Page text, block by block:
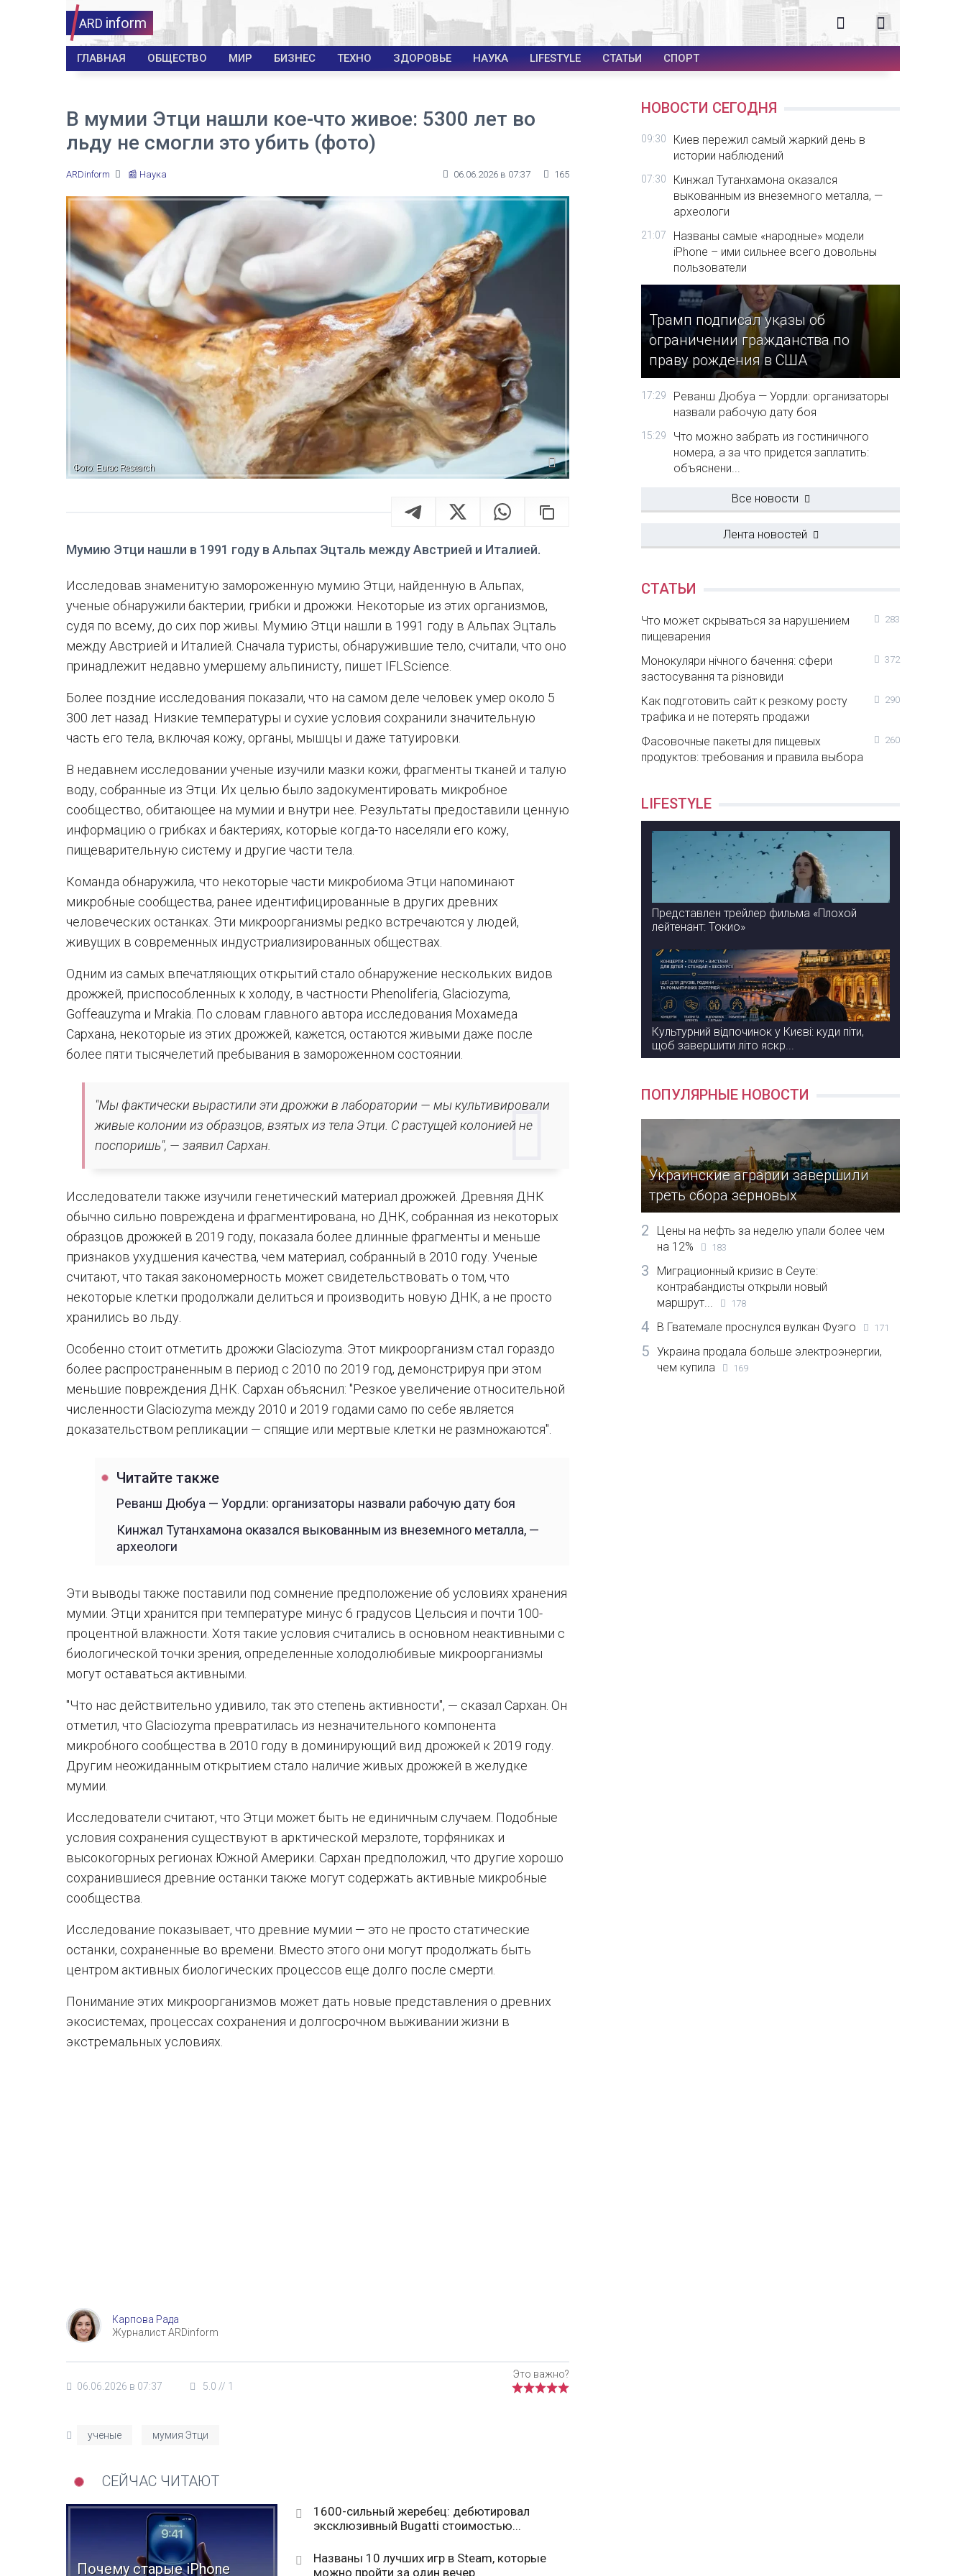
ARD inform
ГЛАВНАЯ ОБЩЕСТВО МИР БИЗНЕС ТЕХНО ЗДОРОВЬЕ НАУКА LIFESTYLE СТАТЬИ СПОРТ
В мумии Этци нашли кое-что живое: 5300 лет во
льду не смогли это убить (фото)
ARDinform 📰 Наука 06.06.2026 в 07:37 165
Фото: Eurac Research
Мумию Этци нашли в 1991 году в Альпах Эцталь между Австрией и Италией.
Исследовав знаменитую замороженную мумию Этци, найденную в Альпах,
ученые обнаружили бактерии, грибки и дрожжи. Некоторые из этих организмов,
судя по всему, до сих пор живы. Мумию Этци нашли в 1991 году в Альпах Эцталь
между Австрией и Италией. Сначала туристы, обнаружившие тело, считали, что оно
принадлежит недавно умершему альпинисту, пишет IFLScience.
Более поздние исследования показали, что на самом деле человек умер около 5
300 лет назад. Низкие температуры и сухие условия сохранили значительную
часть его тела, включая кожу, органы, мышцы и даже татуировки.
В недавнем исследовании ученые изучили мазки кожи, фрагменты тканей и талую
воду, собранные из Этци. Их целью было задокументировать микробное
сообщество, обитающее на мумии и внутри нее. Результаты предоставили ценную
информацию о грибках и бактериях, которые когда-то населяли его кожу,
пищеварительную систему и другие части тела.
Команда обнаружила, что некоторые части микробиома Этци напоминают
микробные сообщества, ранее идентифицированные в других древних
человеческих останках. Эти микроорганизмы редко встречаются у людей,
живущих в современных индустриализированных обществах.
Одним из самых впечатляющих открытий стало обнаружение нескольких видов
дрожжей, приспособленных к холоду, в частности Phenoliferia, Glaciozyma,
Goffeauzyma и Mrakia. По словам главного автора исследования Мохамеда
Сархана, некоторые из этих дрожжей, кажется, остаются живыми даже после
более пяти тысячелетий пребывания в замороженном состоянии.
"Мы фактически вырастили эти дрожжи в лаборатории — мы культивировали
живые колонии из образцов, взятых из тела Этци. С растущей колонией не
поспоришь", — заявил Сархан.
Исследователи также изучили генетический материал дрожжей. Древняя ДНК
обычно сильно повреждена и фрагментирована, но ДНК, собранная из некоторых
образцов дрожжей в 2019 году, показала более длинные фрагменты и меньше
признаков ухудшения качества, чем материал, собранный в 2010 году. Ученые
считают, что такая закономерность может свидетельствовать о том, что
некоторые клетки продолжали делиться и производить новую ДНК, а не просто
хранились во льду.
Особенно стоит отметить дрожжи Glaciozyma. Этот микроорганизм стал гораздо
более распространенным в период с 2010 по 2019 год, демонстрируя при этом
меньшие повреждения ДНК. Сархан объяснил: "Резкое увеличение относительной
численности Glaciozyma между 2010 и 2019 годами само по себе является
доказательством репликации — спящие или мертвые клетки не размножаются".
Читайте также
Реванш Дюбуа — Уордли: организаторы назвали рабочую дату боя
Кинжал Тутанхамона оказался выкованным из внеземного металла, —
археологи
Эти выводы также поставили под сомнение предположение об условиях хранения
мумии. Этци хранится при температуре минус 6 градусов Цельсия и почти 100-
процентной влажности. Хотя такие условия считались в основном неактивными с
биологической точки зрения, определенные холодолюбивые микроорганизмы
могут оставаться активными.
"Что нас действительно удивило, так это степень активности", — сказал Сархан. Он
отметил, что Glaciozyma превратилась из незначительного компонента
микробного сообщества в 2010 году в доминирующий вид дрожжей к 2019 году.
Другим неожиданным открытием стало наличие живых дрожжей в желудке
мумии.
Исследователи считают, что Этци может быть не единичным случаем. Подобные
условия сохранения существуют в арктической мерзлоте, торфяниках и
высокогорных регионах Южной Америки. Сархан предположил, что другие хорошо
сохранившиеся древние останки также могут содержать активные микробные
сообщества.
Исследование показывает, что древние мумии — это не просто статические
останки, сохраненные во времени. Вместо этого они могут продолжать быть
центром активных биологических процессов еще долго после смерти.
Понимание этих микроорганизмов может дать новые представления о древних
экосистемах, процессах сохранения и долгосрочном выживании жизни в
экстремальных условиях.
Карпова Рада
Журналист ARDinform
06.06.2026 в 07:37 5.0 // 1
ученые мумия Этци
СЕЙЧАС ЧИТАЮТ
Почему старые iPhone
1600-сильный жеребец: дебютировал
эксклюзивный Bugatti стоимостью...
Названы 10 лучших игр в Steam, которые
можно пройти за один вечер
НОВОСТИ СЕГОДНЯ
09:30
Киев пережил самый жаркий день в
истории наблюдений
07:30
Кинжал Тутанхамона оказался
выкованным из внеземного металла, —
археологи
21:07
Названы самые «народные» модели
iPhone – ими сильнее всего довольны
пользователи
Трамп подписал указы об
ограничении гражданства по
праву рождения в США
17:29
Реванш Дюбуа — Уордли: организаторы
назвали рабочую дату боя
15:29
Что можно забрать из гостиничного
номера, а за что придется заплатить:
объяснени...
Все новости
Лента новостей
СТАТЬИ
Что может скрываться за нарушением
пищеварения
283
Монокуляри нічного бачення: сфери
застосування та різновиди
372
Как подготовить сайт к резкому росту
трафика и не потерять продажи
290
Фасовочные пакеты для пищевых
продуктов: требования и правила выбора
260
LIFESTYLE
Представлен трейлер фильма «Плохой
лейтенант: Токио»
Культурний відпочинок у Києві: куди піти,
щоб завершити літо яскр...
ПОПУЛЯРНЫЕ НОВОСТИ
Украинские аграрии завершили
треть сбора зерновых
2
Цены на нефть за неделю упали более чем
на 12%
183
3
Миграционный кризис в Сеуте:
контрабандисты открыли новый
маршрут...
178
4 В Гватемале проснулся вулкан Фуэго 171
5
Украина продала больше электроэнергии,
чем купила
169